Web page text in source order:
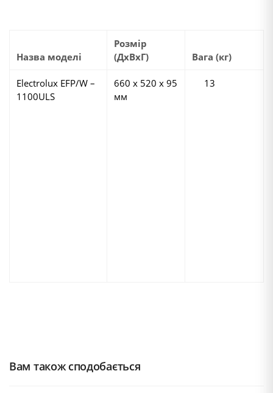
Назва моделі
Розмір
(ДхВхГ)
Вага (кг)
Electrolux EFP/W –
1100ULS
660 х 520 х 95
мм
13
Вам також сподобається